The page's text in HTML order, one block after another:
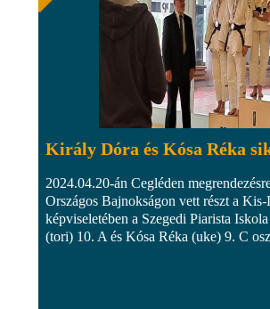
Király Dóra és Kósa Réka
2024.04.20-án Cegléden
Országos Bajnokságon vett részt a
képviseletében a Szegedi Piarista
(tori) 10. A és Kósa Réka (uke) 9. C